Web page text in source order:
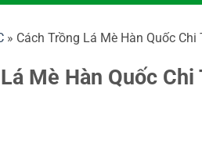
» Cách Trồng Lá Mè Hàn Quốc
Mè Hàn Quốc